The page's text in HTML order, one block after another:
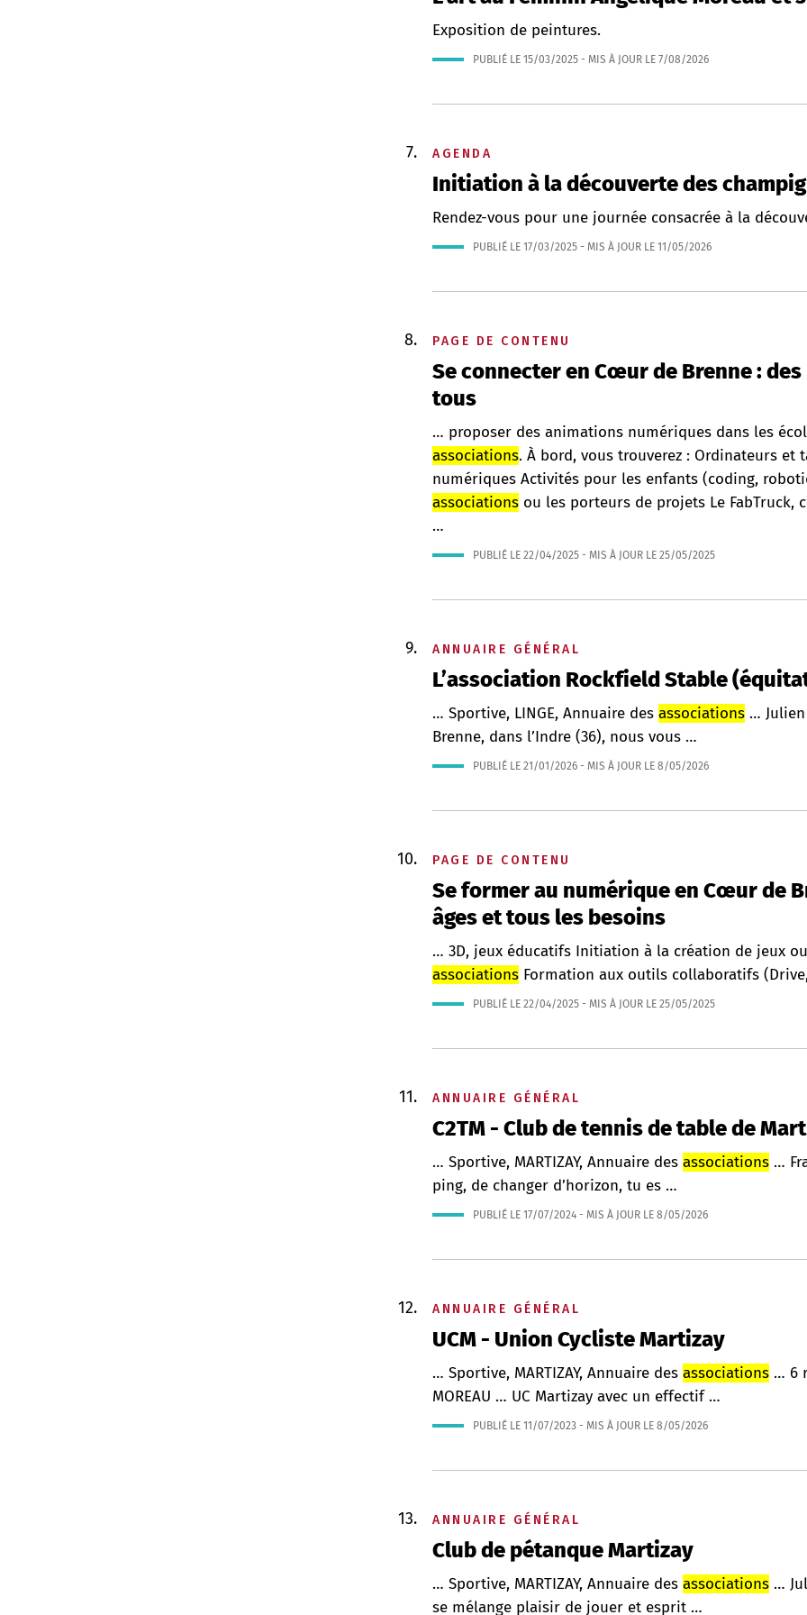
Exposition de peintures.
PUBLIÉ LE 15/03/2025 - MIS À JOUR LE 7/08/2026
AGENDA
Initiation à la découverte des
Rendez-vous pour une journée consacrée à la
PUBLIÉ LE 17/03/2025 - MIS À JOUR LE 11/05/2026
PAGE DE CONTENU
Se connecter en Cœur de Brenne :
tous
… proposer des animations numériques dans les
associations. À bord, vous trouverez : Ordinateurs
numériques Activités pour les enfants (coding,
associations ou les porteurs de projets Le
…
PUBLIÉ LE 22/04/2025 - MIS À JOUR LE 25/05/2025
ANNUAIRE GÉNÉRAL
L’association Rockfield Stable
… Sportive, LINGE, Annuaire des associations …
Brenne, dans l’Indre (36), nous vous …
PUBLIÉ LE 21/01/2026 - MIS À JOUR LE 8/05/2026
PAGE DE CONTENU
Se former au numérique en Cœur de
âges et tous les besoins
… 3D, jeux éducatifs Initiation à la création de jeux
associations Formation aux outils collaboratifs
PUBLIÉ LE 22/04/2025 - MIS À JOUR LE 25/05/2025
ANNUAIRE GÉNÉRAL
C2TM - Club de tennis de table de
… Sportive, MARTIZAY, Annuaire des associations …
ping, de changer d’horizon, tu es …
PUBLIÉ LE 17/07/2024 - MIS À JOUR LE 8/05/2026
ANNUAIRE GÉNÉRAL
UCM - Union Cycliste Martizay
… Sportive, MARTIZAY, Annuaire des associations … 6
MOREAU … UC Martizay avec un effectif …
PUBLIÉ LE 11/07/2023 - MIS À JOUR LE 8/05/2026
ANNUAIRE GÉNÉRAL
Club de pétanque Martizay
… Sportive, MARTIZAY, Annuaire des associations …
se mélange plaisir de jouer et esprit …